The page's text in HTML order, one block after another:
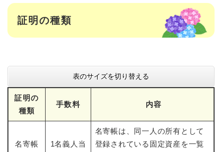
証明の種類
表のサイズを切り替える
証明の
種類
手数料 内容
名寄帳
1名義人当
名寄帳は、同一人の所有として
登録されている固定資産を一覧